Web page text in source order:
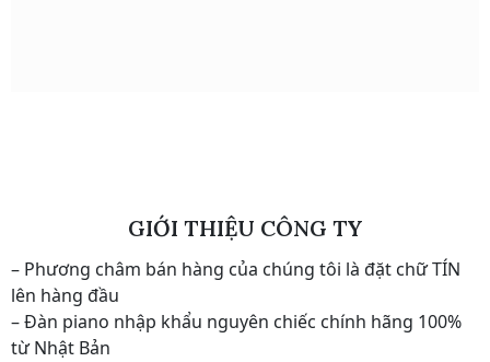
GIỚI THIỆU CÔNG TY
– Phương châm bán hàng của chúng tôi là đặt chữ TÍN
lên hàng đầu
– Đàn piano nhập khẩu nguyên chiếc chính hãng 100%
từ Nhật Bản